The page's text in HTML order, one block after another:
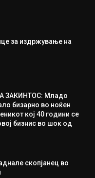
за издржување на
ЗАКИНТОС: Младо
бизарно во ноќен
кој 40 години се
бизнис во шок од
скопјанец во